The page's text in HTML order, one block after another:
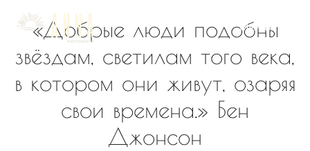
Меню
«Добрые люди подобны
звёздам, светилам того века,
в котором они живут, озаряя
свои времена.» Бен
Джонсон